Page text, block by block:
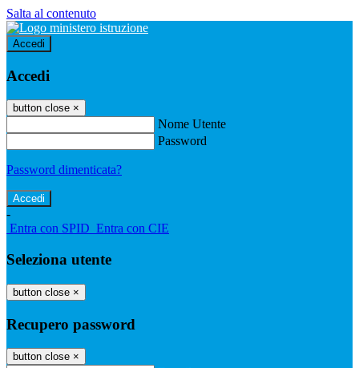
Salta al contenuto
Accedi
Accedi
button close ×
Nome Utente
Password
Password dimenticata?
-
Entra con SPID Entra con CIE
Seleziona utente
button close ×
Recupero password
button close ×